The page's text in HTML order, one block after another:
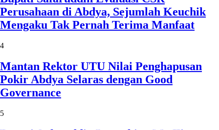
Perusahaan di Abdya, Sejumlah Keuchik
Mengaku Tak Pernah Terima Manfaat
4
Mantan Rektor UTU Nilai Penghapusan
Pokir Abdya Selaras dengan Good
Governance
5